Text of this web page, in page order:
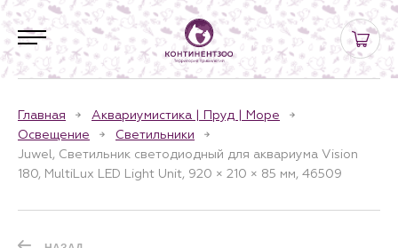
Главная
Аквариумистика | Пруд | Море
Освещение
Светильники
Juwel, Светильник светодиодный для аквариума Vision
180, MultiLux LED Light Unit, 920 × 210 × 85 мм, 46509